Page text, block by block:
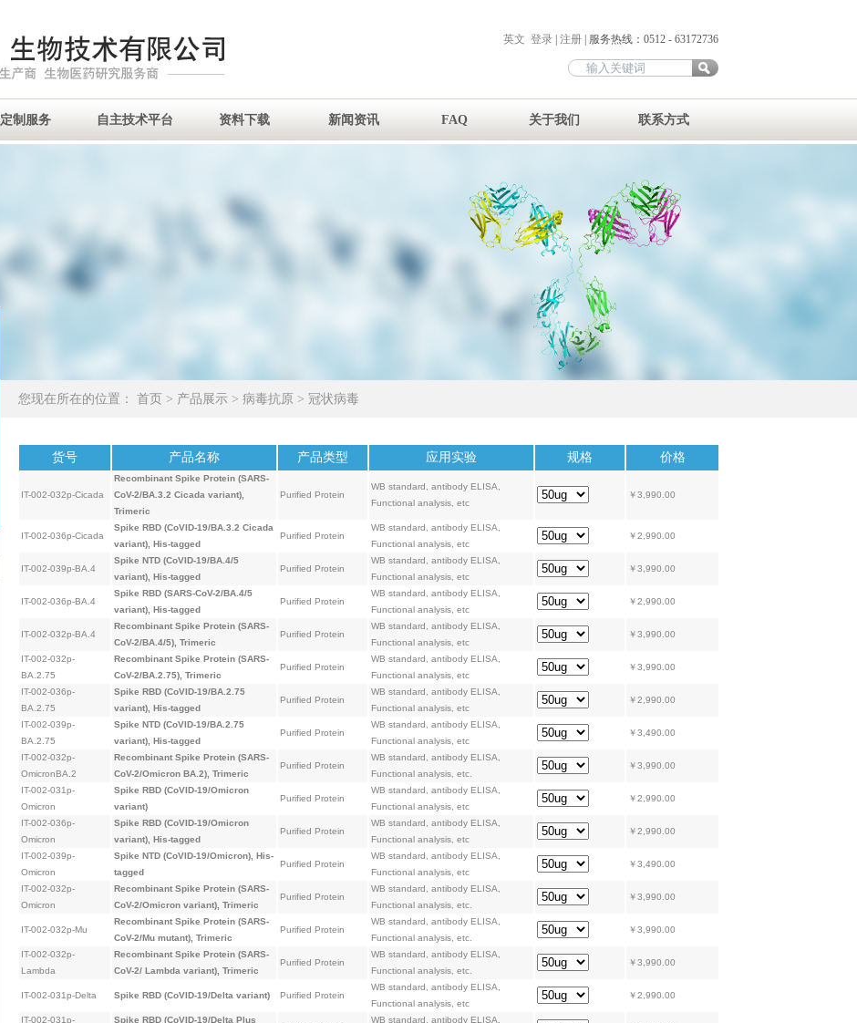
英文 登录 注册 | 服务热线：0512 - 63172736
定制服务 自主技术平台 资料下载 新闻资讯 FAQ 关于我们 联系方式
您现在所在的位置： 首页 > 产品展示 > 病毒抗原 > 冠状病毒
货号 产品名称 产品类型 应用实验 规格 价格
IT-002-032p-Cicada
Recombinant Spike Protein (SARS-
CoV-2/BA.3.2 Cicada variant),
Trimeric
Purified Protein
WB standard, antibody ELISA,
Functional analysis, etc
￥3,990.00
IT-002-036p-Cicada
Spike RBD (CoVID-19/BA.3.2 Cicada
variant), His-tagged
Purified Protein
WB standard, antibody ELISA,
Functional analysis, etc
￥2,990.00
IT-002-039p-BA.4
Spike NTD (CoVID-19/BA.4/5
variant), His-tagged
Purified Protein
WB standard, antibody ELISA,
Functional analysis, etc
￥3,990.00
IT-002-036p-BA.4
Spike RBD (SARS-CoV-2/BA.4/5
variant), His-tagged
Purified Protein
WB standard, antibody ELISA,
Functional analysis, etc
￥2,990.00
IT-002-032p-BA.4
Recombinant Spike Protein (SARS-
CoV-2/BA.4/5), Trimeric
Purified Protein
WB standard, antibody ELISA,
Functional analysis, etc
￥3,990.00
IT-002-032p-
BA.2.75
Recombinant Spike Protein (SARS-
CoV-2/BA.2.75), Trimeric
Purified Protein
WB standard, antibody ELISA,
Functional analysis, etc
￥3,990.00
IT-002-036p-
BA.2.75
Spike RBD (CoVID-19/BA.2.75
variant), His-tagged
Purified Protein
WB standard, antibody ELISA,
Functional analysis, etc
￥2,990.00
IT-002-039p-
BA.2.75
Spike NTD (CoVID-19/BA.2.75
variant), His-tagged
Purified Protein
WB standard, antibody ELISA,
Functional analysis, etc
￥3,490.00
IT-002-032p-
OmicronBA.2
Recombinant Spike Protein (SARS-
CoV-2/Omicron BA.2), Trimeric
Purified Protein
WB standard, antibody ELISA,
Functional analysis, etc.
￥3,990.00
IT-002-031p-
Omicron
Spike RBD (CoVID-19/Omicron
variant)
Purified Protein
WB standard, antibody ELISA,
Functional analysis, etc
￥2,990.00
IT-002-036p-
Omicron
Spike RBD (CoVID-19/Omicron
variant), His-tagged
Purified Protein
WB standard, antibody ELISA,
Functional analysis, etc
￥2,990.00
IT-002-039p-
Omicron
Spike NTD (CoVID-19/Omicron), His-
tagged
Purified Protein
WB standard, antibody ELISA,
Functional analysis, etc
￥3,490.00
IT-002-032p-
Omicron
Recombinant Spike Protein (SARS-
CoV-2/Omicron variant), Trimeric
Purified Protein
WB standard, antibody ELISA,
Functional analysis, etc.
￥3,990.00
IT-002-032p-Mu
Recombinant Spike Protein (SARS-
CoV-2/Mu mutant), Trimeric
Purified Protein
WB standard, antibody ELISA,
Functional analysis, etc.
￥3,990.00
IT-002-032p-
Lambda
Recombinant Spike Protein (SARS-
CoV-2/ Lambda variant), Trimeric
Purified Protein
WB standard, antibody ELISA,
Functional analysis, etc.
￥3,990.00
IT-002-031p-Delta Spike RBD (CoVID-19/Delta variant) Purified Protein
WB standard, antibody ELISA,
Functional analysis, etc
￥2,990.00
IT-002-031p-
Spike RBD (CoVID-19/Delta Plus
WB standard, antibody ELISA,